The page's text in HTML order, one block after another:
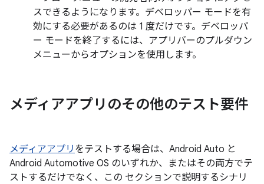
スできるようになります。デベロッパー モードを有
効にする必要があるのは 1 度だけです。デベロッパ
ー モードを終了するには、アプリバーのプルダウン
メニューからオプションを使用します。
メディアアプリのその他のテスト要件
メディアアプリ をテストする場合は、Android Auto と
Android Automotive OS のいずれか、またはその両方でテ
ストするだけでなく、この セクションで説明するシナリ